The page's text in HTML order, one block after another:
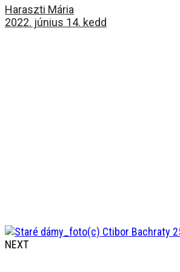
Haraszti Mária
2022. június 14. kedd
NEXT